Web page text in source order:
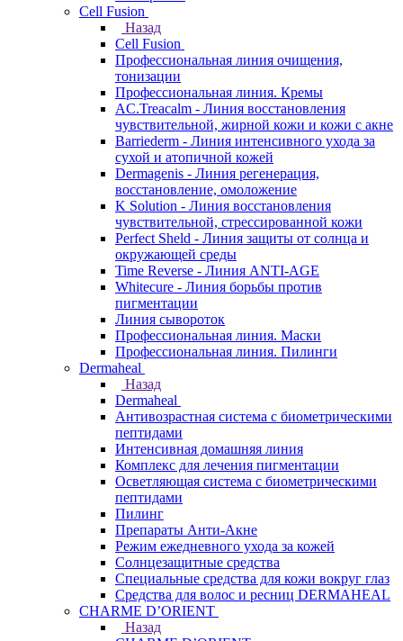
Cell Fusion
Назад
Cell Fusion
Профессиональная линия очищения,
тонизации
Профессиональная линия. Кремы
AC.Treacalm - Линия восстановления
чувствительной, жирной кожи и кожи с акне
Barriederm - Линия интенсивного ухода за
сухой и атопичной кожей
Dermagenis - Линия регенерация,
восстановление, омоложение
K Solution - Линия восстановления
чувствительной, стрессированной кожи
Perfect Sheld - Линия защиты от солнца и
окружающей среды
Time Reverse - Линия ANTI-AGE
Whitecure - Линия борьбы против
пигментации
Линия сывороток
Профессиональная линия. Маски
Профессиональная линия. Пилинги
Dermaheal
Назад
Dermaheal
Антивозрастная система с биометрическими
пептидами
Интенсивная домашняя линия
Комплекс для лечения пигментации
Осветляющая система с биометрическими
пептидами
Пилинг
Препараты Анти-Акне
Режим ежедневного ухода за кожей
Солнцезащитные средства
Специальные средства для кожи вокруг глаз
Средства для волос и ресниц DERMAHEAL
CHARME D’ORIENT
Назад